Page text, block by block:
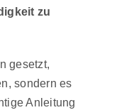
zu
gesetzt,
sondern es
Anleitung